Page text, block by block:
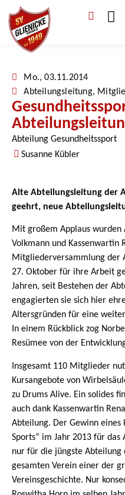
Mo., 03.11.2014
Abteilungsleitung,
Abteilung Gesundheitssport
Susanne Kübler
Alte Abteilungsleitung der
geehrt, neue
Mit großem Applaus
Volkmann und Kassenwartin
Mitgliederversammlung der
27. Oktober für ihre Arbeit
Jahren, seit Bestehen der
engagierten sie sich hier
Altersgründen für eine
In einem Rückblick zog
Resümee von der
Insgesamt 110 Mitglieder
Kursangebote von
zu Drums Alive. Ein solides
auch dank Kassenwartin
Abteilung. Der Gewinn eines
Sports“ im Jahr 2013 für
nur für die jüngste Abteilung
gesamten Verein einer der
Vereinsgeschichte. Nur